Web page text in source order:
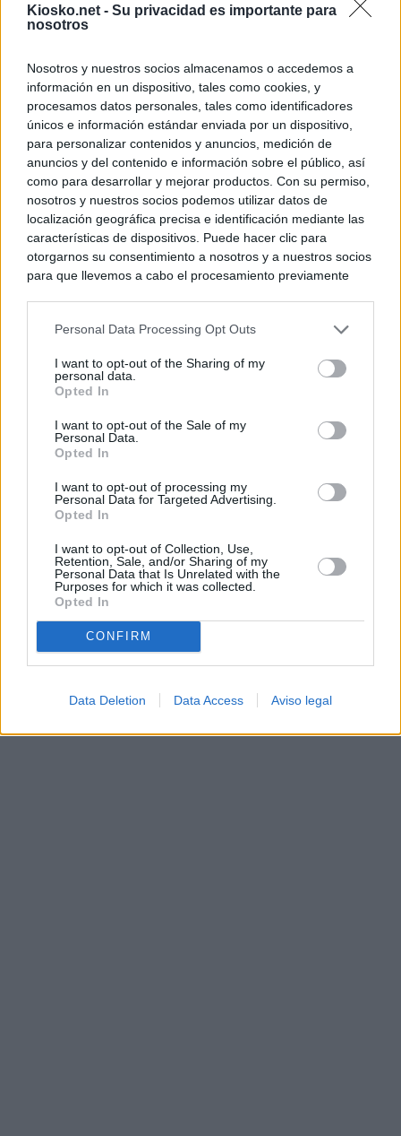
Kiosko.net - Su privacidad es importante para
nosotros
Nosotros y nuestros socios almacenamos o accedemos a
información en un dispositivo, tales como cookies, y
procesamos datos personales, tales como identificadores
únicos e información estándar enviada por un dispositivo,
para personalizar contenidos y anuncios, medición de
anuncios y del contenido e información sobre el público, así
como para desarrollar y mejorar productos. Con su permiso,
nosotros y nuestros socios podemos utilizar datos de
localización geográfica precisa e identificación mediante las
características de dispositivos. Puede hacer clic para
otorgarnos su consentimiento a nosotros y a nuestros socios
para que llevemos a cabo el procesamiento previamente
negar su consentimiento. Tenga en cuenta que algún
de su consentimiento, pero usted tiene el derecho de
rechazar tal procesamiento. Sus preferencias se aplicarán
cualquier momento entrando de nuevo en este sitio web o
visitando nuestra política de privacidad.
Personal Data Processing Opt Outs
I want to opt-out of the Sharing of my
personal data.
Opted In
I want to opt-out of the Sale of my
Personal Data.
Opted In
I want to opt-out of processing my
Personal Data for Targeted Advertising.
Opted In
I want to opt-out of Collection, Use,
Retention, Sale, and/or Sharing of my
Personal Data that Is Unrelated with the
Purposes for which it was collected.
Opted In
CONFIRM
Data Deletion Data Access Aviso legal